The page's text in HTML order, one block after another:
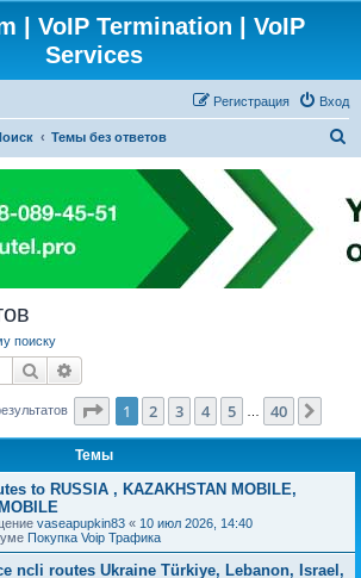
| VoIP Termination | VoIP
Services
Вход
Регистрация
Темы без ответов
с
к
поиску
Поиск
Страница из 40
1 2 3 4 5 40
Темы
to RUSSIA , KAZAKHSTAN MOBILE,
vaseapupkin83 « 10 июл 2026, 14:40
Покупка Voip Трафика
ncli routes Ukraine Türkiye, Lebanon, Israel,